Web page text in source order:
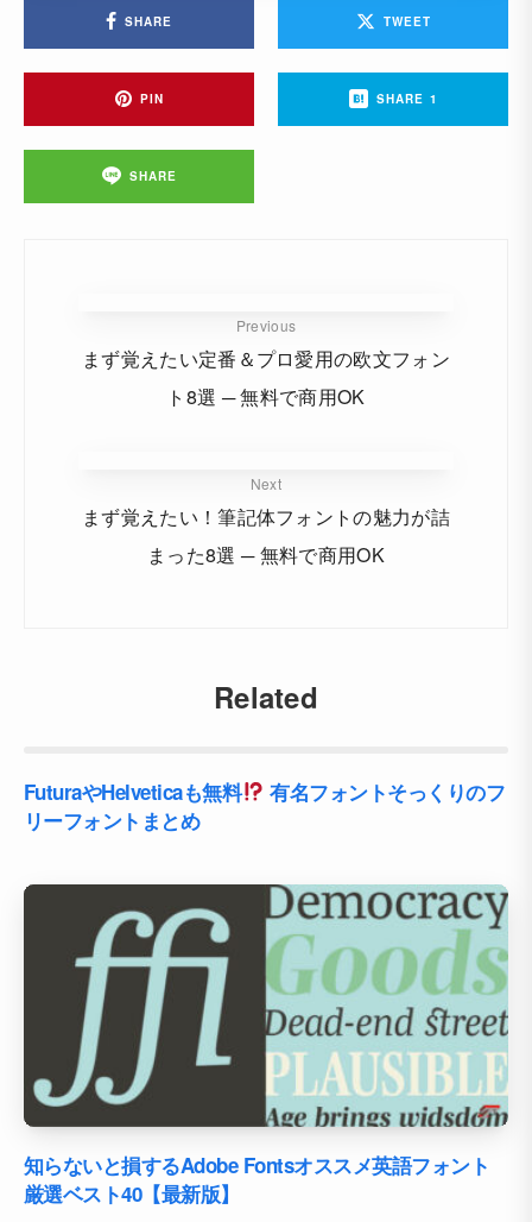
SHARE TWEET
PIN SHARE 1
SHARE
Previous
まず覚えたい定番＆プロ愛用の欧文フォン
ト8選 ─ 無料で商用OK
Next
まず覚えたい！筆記体フォントの魅力が詰
まった8選 ─ 無料で商用OK
Related
FuturaやHelveticaも無料
有名フォントそっくりのフ
リーフォントまとめ
知らないと損するAdobe Fontsオススメ英語フォント
厳選ベスト40【最新版】